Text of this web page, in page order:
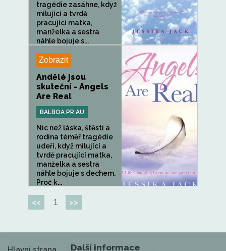
tragédie zasáhne, když
milující a tvrdě
pracující matka,
manželka a sestra
náhle bojuje s...
Zobrazit
Andělé jsou
skuteční - Angels
Are Real
BALBOA PR AU
Nic než láska, štěstí a
rodina téměř tragédie
udeří, když milující a
tvrdě pracující matka,
manželka a sestra
náhle bojuje s dechem.
Proč k...
<< 1 >>
Další informace